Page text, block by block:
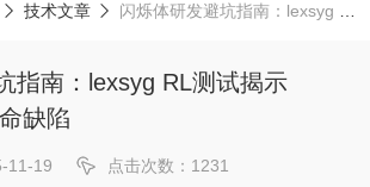
技术文章 闪烁体研发避坑指南：lexsyg RL测试揭示BiPO₄:Ce的致命缺陷
指南：lexsyg RL测试揭示
缺陷
11-19 点击次数：1231